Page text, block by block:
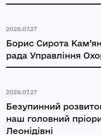
2026.07.27
Борис Сирота
рада Управління
2026.07.27
Безупинний
наш головний
Леонідівні